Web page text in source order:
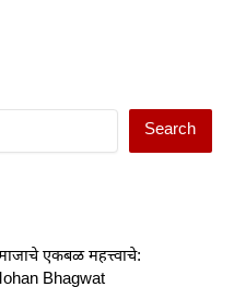
Search
एकबळ महत्त्वाचे:
Bhagwat